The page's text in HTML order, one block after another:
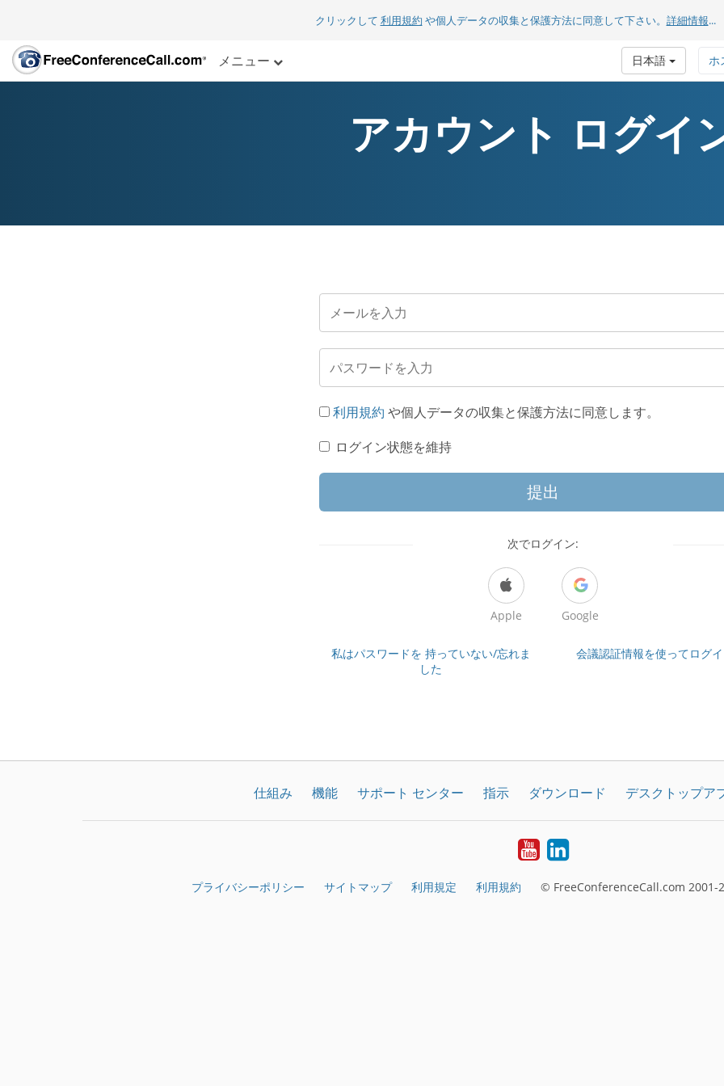
クリックして 利用規約 や個人データの収集と保護方法に同意して下さい。 詳細情報...
メニュー ホ
日本語
アカウント ログイ
利用規約 や個人データの収集と保護方法に同意します。
ログイン状態を維持
提出
次でログイン:
Apple Google
私はパスワードを 持っていない/忘れま
した
会議認証情報を使ってログ
仕組み 機能 サポート センター 指示 ダウンロード デスクトップア
YouTubeLinkedIn
プライバシーポリシー サイトマップ 利用規定 利用規約 © FreeConferenceCall.com 2001-